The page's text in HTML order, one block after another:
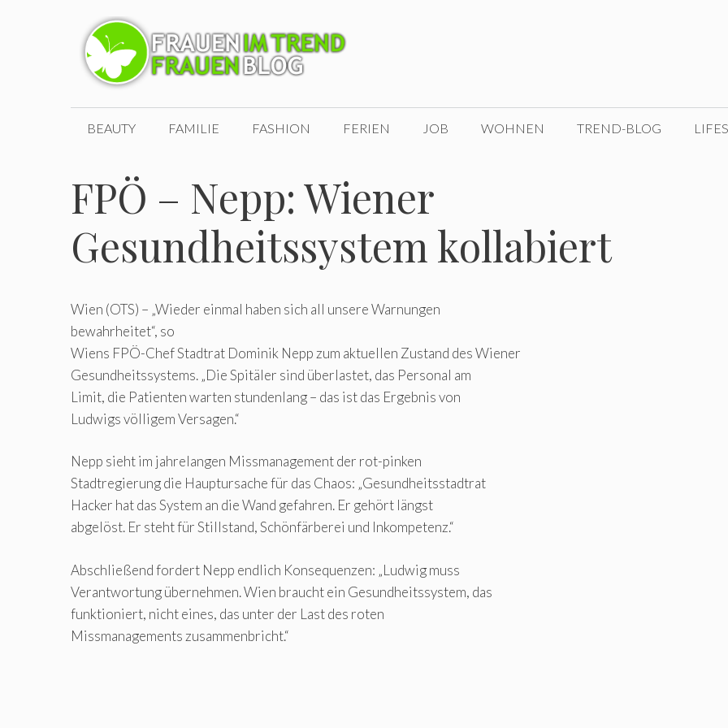
BEAUTY FAMILIE FASHION FERIEN JOB WOHNEN TREND-BLOG
FPÖ – Nepp: Wiener
Gesundheitssystem kollabiert
Wien (OTS) – „Wieder einmal haben sich all unsere Warnungen
bewahrheitet“, so
Wiens FPÖ-Chef Stadtrat Dominik Nepp zum aktuellen Zustand des Wiener
Gesundheitssystems. „Die Spitäler sind überlastet, das Personal am
Limit, die Patienten warten stundenlang – das ist das Ergebnis von
Ludwigs völligem Versagen.“
Nepp sieht im jahrelangen Missmanagement der rot-pinken
Stadtregierung die Hauptursache für das Chaos: „Gesundheitsstadtrat
Hacker hat das System an die Wand gefahren. Er gehört längst
abgelöst. Er steht für Stillstand, Schönfärberei und Inkompetenz.“
Abschließend fordert Nepp endlich Konsequenzen: „Ludwig muss
Verantwortung übernehmen. Wien braucht ein Gesundheitssystem, das
funktioniert, nicht eines, das unter der Last des roten
Missmanagements zusammenbricht.“